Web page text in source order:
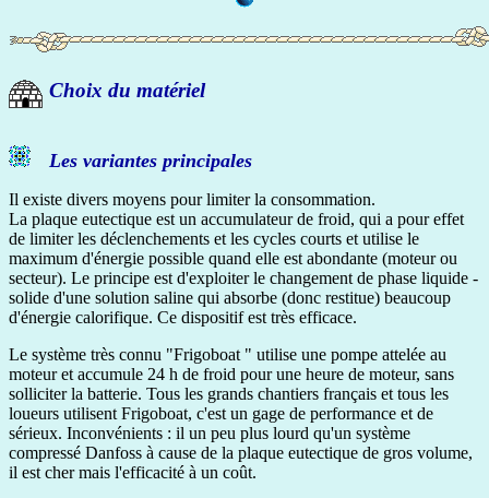
Choix du matériel
Les variantes principales
Il existe divers moyens pour limiter la consommation.
La plaque eutectique est un accumulateur de froid, qui a pour effet
de limiter les déclenchements et les cycles courts et utilise le
maximum d'énergie possible quand elle est abondante (moteur ou
secteur). Le principe est d'exploiter le changement de phase liquide -
solide d'une solution saline qui absorbe (donc restitue) beaucoup
d'énergie calorifique. Ce dispositif est très efficace.
Le système très connu "Frigoboat " utilise une pompe attelée au
moteur et accumule 24 h de froid pour une heure de moteur, sans
solliciter la batterie. Tous les grands chantiers français et tous les
loueurs utilisent Frigoboat, c'est un gage de performance et de
sérieux. Inconvénients : il un peu plus lourd qu'un système
compressé Danfoss à cause de la plaque eutectique de gros volume,
il est cher mais l'efficacité à un coût.